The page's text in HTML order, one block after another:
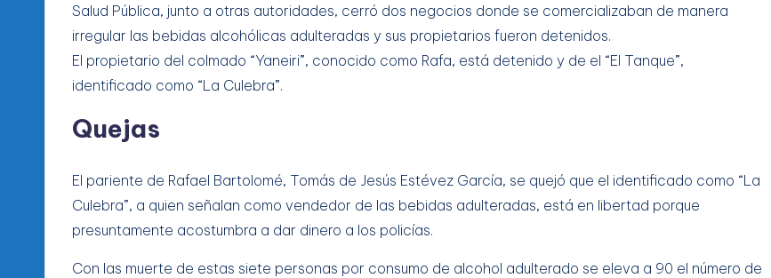
Salud Pública, junto a otras autoridades, cerró dos negocios donde se comercializaban de manera
irregular las bebidas alcohólicas adulteradas y sus propietarios fueron detenidos.
El propietario del colmado “Yaneiri”, conocido como Rafa, está detenido y de el “El Tanque”,
identificado como “La Culebra”.
Quejas
El pariente de Rafael Bartolomé, Tomás de Jesús Estévez García, se quejó que el identificado como “La
Culebra”, a quien señalan como vendedor de las bebidas adulteradas, está en libertad porque
presuntamente acostumbra a dar dinero a los policías.
Con las muerte de estas siete personas por consumo de alcohol adulterado se eleva a 90 el número de